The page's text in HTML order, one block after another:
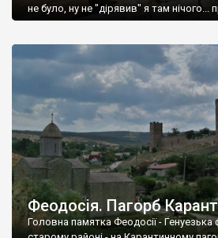
не було, ну не "дірявив" я там нічого...
Феодосія. Пагорб
Головна памятка Феодосії -